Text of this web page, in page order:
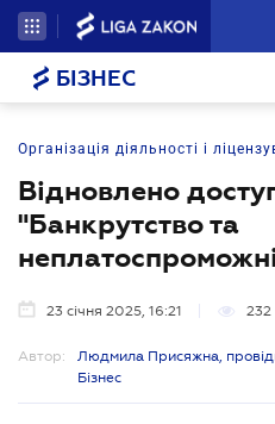
БІЗНЕС
Організація діяльності і
Відновлено
"Банкрутство та
23 січня 2025, 16:21 232
Автор:
Людмила Присяжна,
Бізнес